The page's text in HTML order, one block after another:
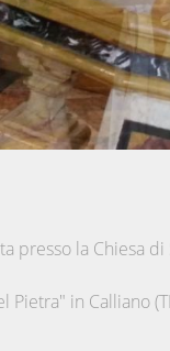
presso la Chiesa
Pietra" in Calliano